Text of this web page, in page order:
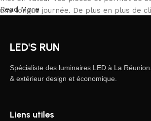
une longue journée. De plus en plus de
correspond à leurs besoins. Notre
professionnels.
Les fabricants de luminaires LED
Read More
LED'S RUN
Spécialiste des luminaires LED à La
& extérieur design et économique.
Liens utiles